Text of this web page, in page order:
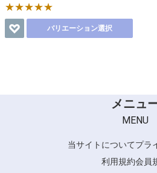
★★★★★
バリエーション選択
メニュ
MENU
当サイトについてプラ
利用規約会員